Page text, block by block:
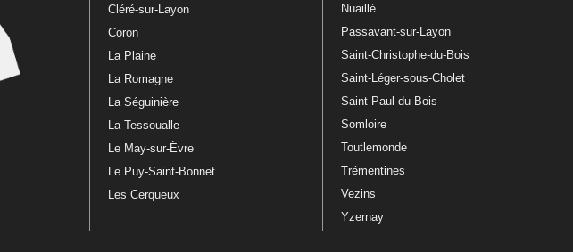
Cléré-sur-Layon
Coron
La Plaine
La Romagne
La Séguinière
La Tessoualle
Le May-sur-Èvre
Le Puy-Saint-Bonnet
Les Cerqueux
Nuaillé
Passavant-sur-Layon
Saint-Christophe-du-Bois
Saint-Léger-sous-Cholet
Saint-Paul-du-Bois
Somloire
Toutlemonde
Trémentines
Vezins
Yzernay